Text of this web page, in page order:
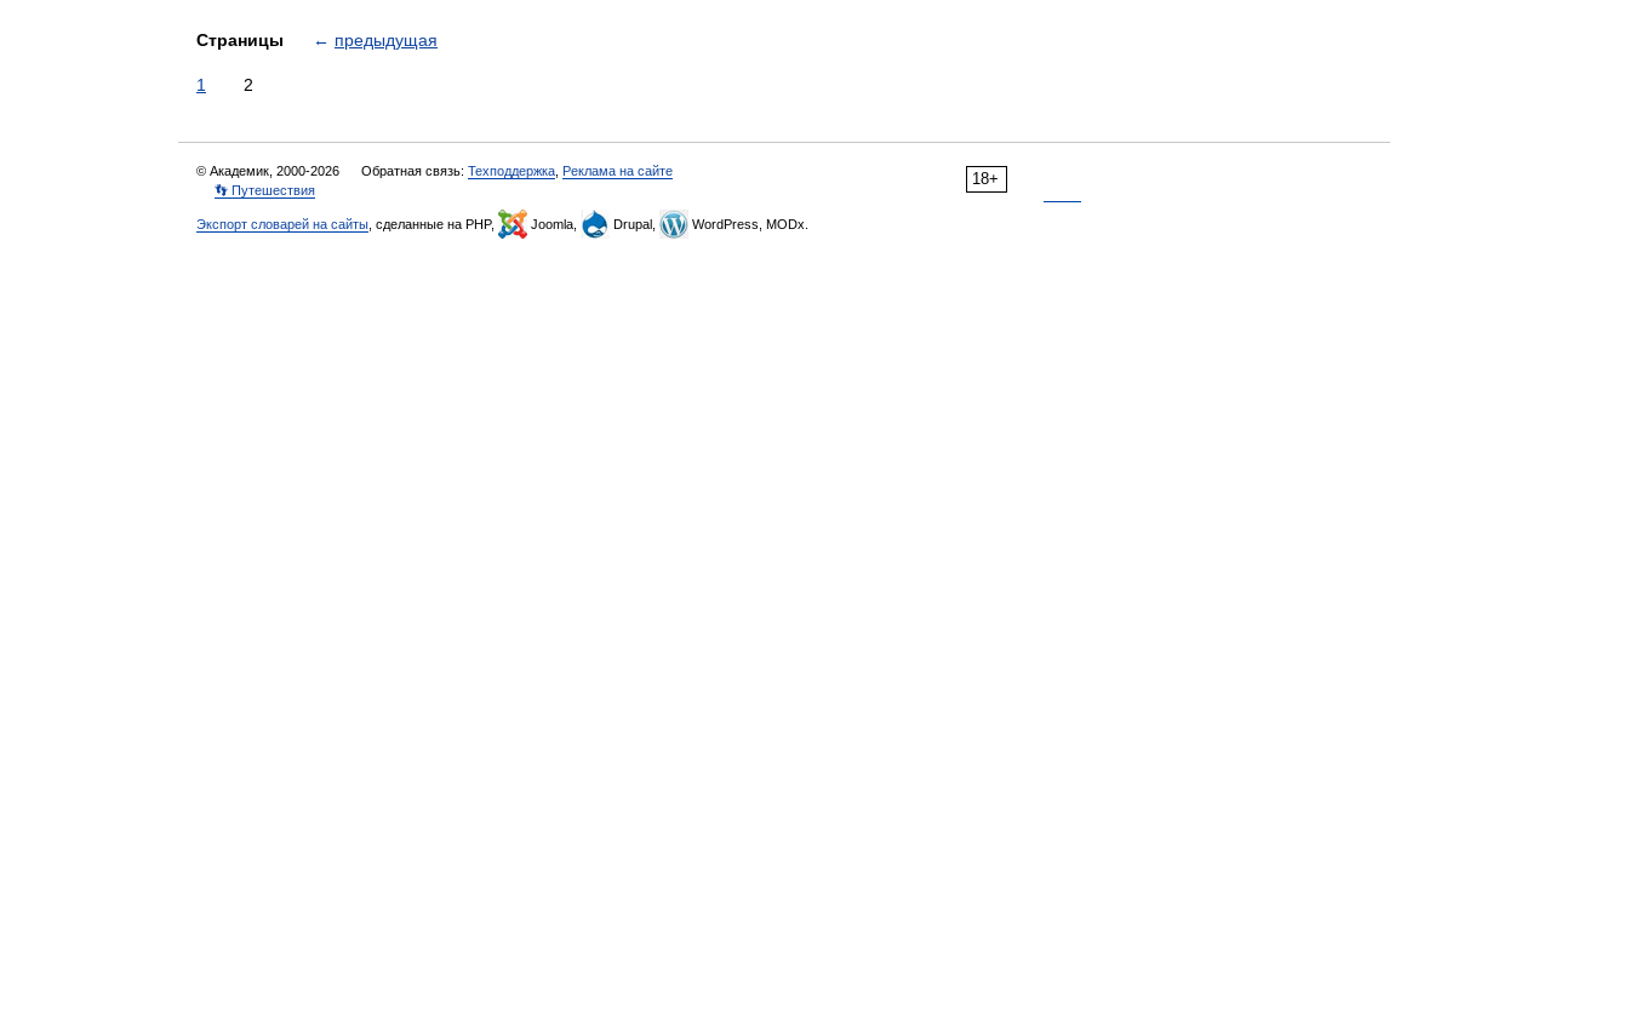
Страницы ← предыдущая
1 2
18+
© Академик, 2000-2026 Обратная связь: Техподдержка Реклама на сайте
👣 Путешествия
Экспорт словарей на сайты , сделанные на PHP, Joomla, Drupal, WordPress, MODx.